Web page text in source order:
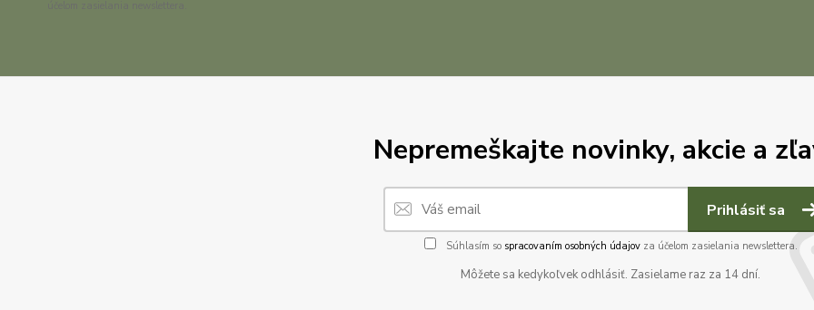
Nepremeškajte novinky, akcie a
Prihlásiť sa
Súhlasím so spracovaním osobných údajovza účelom zasielania newslettera.
Môžete sa kedykoľvek odhlásiť. Zasielame raz za 14 dní.